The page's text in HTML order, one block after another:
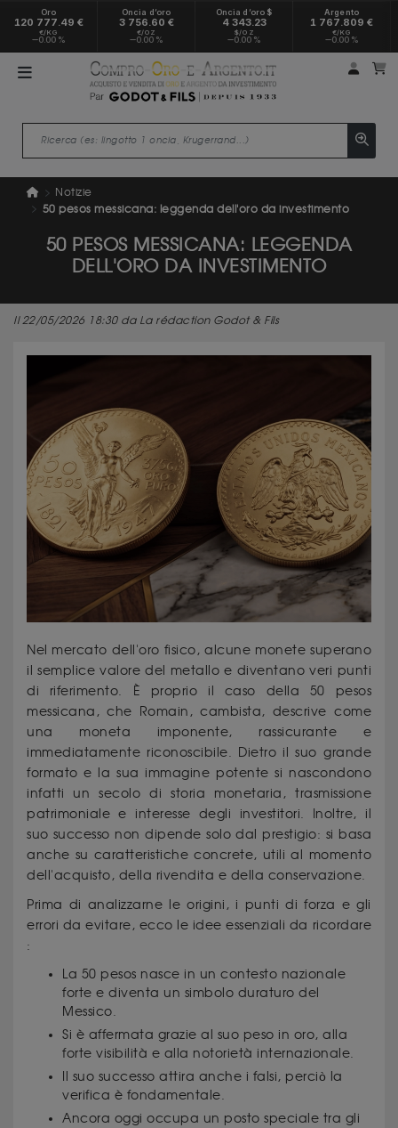
Oro
120 777.49 €
€/KG
0.00 %
Oncia d’oro
3 756.60 €
€/OZ
0.00 %
Oncia d’oro $
4 343.23
$/OZ
0.00 %
Argento
1 767.809 €
€/KG
0.00 %
Il mio
Notizie
50 pesos messicana: leggenda dell'oro da investimento
50 PESOS MESSICANA: LEGGENDA
DELL'ORO DA INVESTIMENTO
Il 22/05/2026 18:30 da La rédaction Godot & Fils
Nel mercato dell'oro fisico, alcune monete superano
il semplice valore del metallo e diventano veri punti
di riferimento. È proprio il caso della 50 pesos
messicana, che Romain, cambista, descrive come
una moneta imponente, rassicurante e
immediatamente riconoscibile. Dietro il suo grande
formato e la sua immagine potente si nascondono
infatti un secolo di storia monetaria, trasmissione
patrimoniale e interesse degli investitori. Inoltre, il
suo successo non dipende solo dal prestigio: si basa
anche su caratteristiche concrete, utili al momento
dell'acquisto, della rivendita e della conservazione.
Prima di analizzarne le origini, i punti di forza e gli
errori da evitare, ecco le idee essenziali da ricordare
:
La 50 pesos nasce in un contesto nazionale
forte e diventa un simbolo duraturo del
Messico.
Si è affermata grazie al suo peso in oro, alla
forte visibilità e alla notorietà internazionale.
Il suo successo attira anche i falsi, perciò la
verifica è fondamentale.
Ancora oggi occupa un posto speciale tra gli